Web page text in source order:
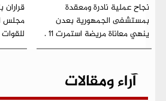
نجاح عملية نادرة ومعقدة
بمستشفى الجمهورية بعدن
ينهي معاناة مريضة استمرت 11 .
مجلس
آراء ومقالات